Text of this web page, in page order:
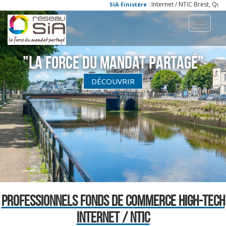
SIA Finistère: Internet / NTIC Brest,
Toggle
"La Force du Mandat partagé"
DÉCOUVRIR
PROFESSIONNELS FONDS DE COMMERCE HIGH-TECH
INTERNET / NTIC